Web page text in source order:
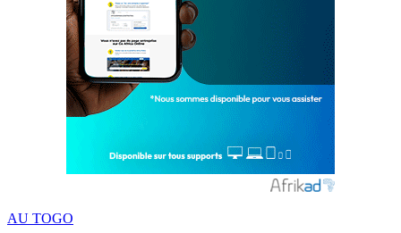
AU TOGO